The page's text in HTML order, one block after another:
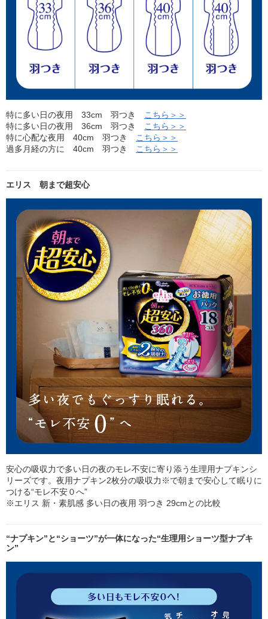
特に多い日の夜用 33cm 羽つき こちら＞＞
特に多い日の夜用 36cm 羽つき こちら＞＞
特に心配な夜用 40cm 羽つき こちら＞＞
過多月経の方に 40cm 羽つき こちら＞＞
エリス 朝まで超安心
安心の吸収力で多い日の夜のモレ不安に寄り添う生理用ナプキンシ
リーズです。夜用ナプキン2枚分の吸収力※で朝まで安心して眠りに
つける“モレ不安０へ”
※エリス 新・素肌感 多い日の夜用 羽つき 29cmとの比較
“ナプキン”と“ショーツ”が一体になった“生理用ショーツ型ナプキ
ン”